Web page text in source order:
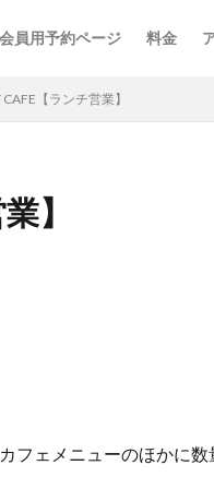
会員用予約ページ 料金
CAFE【ランチ営業】
】
フェメニューのほかに